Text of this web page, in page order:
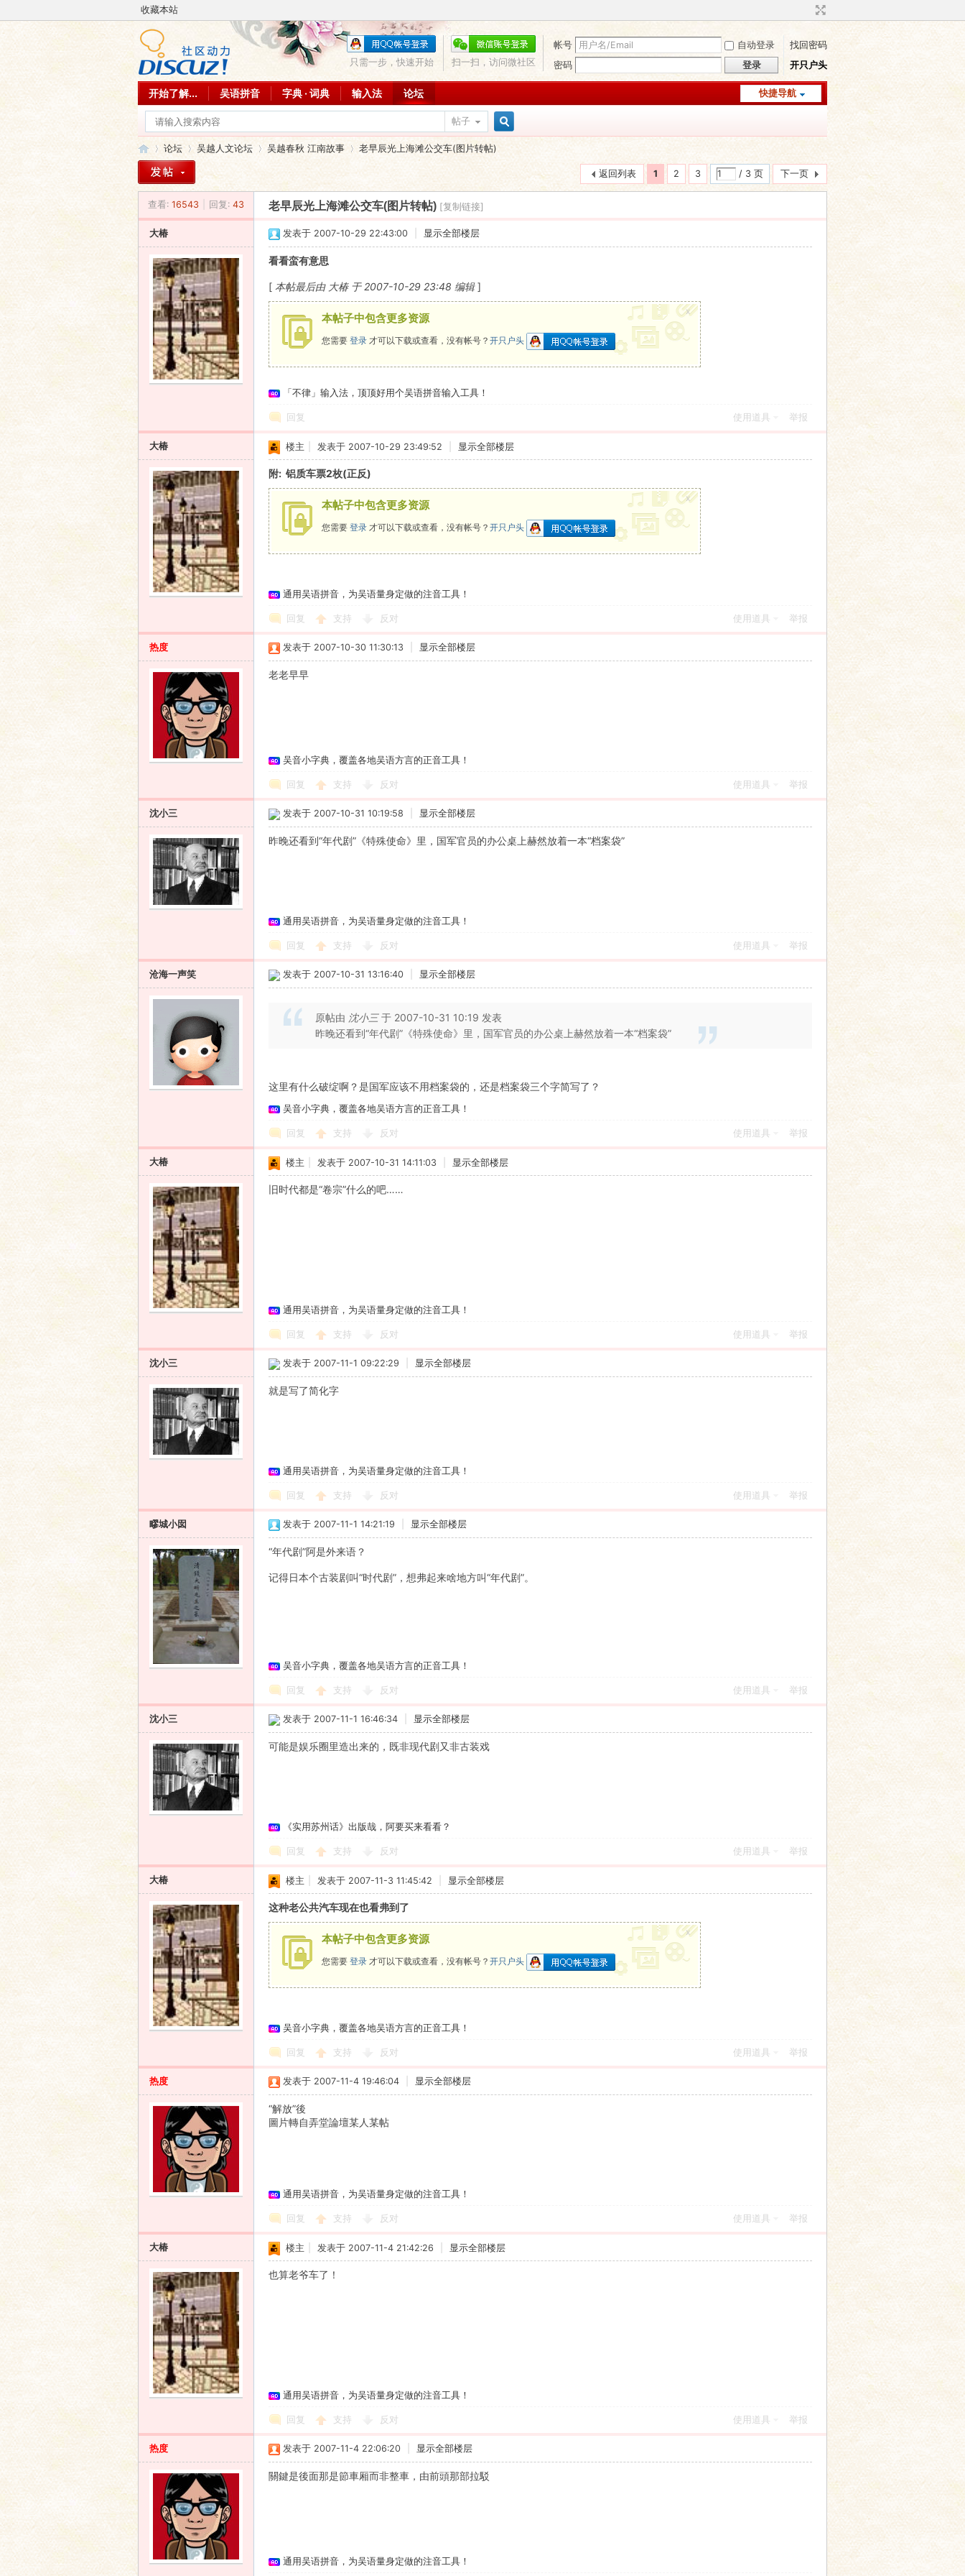
收藏本站
帐号 自动登录
找回密码
密码
登录 开只户头
扫一扫，访问微社区
只需一步，快速开始
快捷导航
开始了解... 吴语拼音 字典 · 词典 输入法 论坛
帖子
»
论坛
›
吴越人文论坛 吴越春秋 江南故事
›
老早辰光上海滩公交车(图片转帖)
1 2 3 / 3 页 下一页
返回列表
查看: 16543 回复: 43 老早辰光上海滩公交车(图片转帖) [复制链接]
大椿 发表于 2007-10-29 22:43:00 显示全部楼层
看看蛮有意思
[ 本帖最后由 大椿 于 2007-10-29 23:48 编辑]
本帖子中包含更多资源
您需要 登录 才可以下载或查看，没有帐号？ 开只户头
x
「不律」输入法，顶顶好用个吴语拼音输入工具！
回复 使用道具 举报
大椿 楼主 发表于 2007-10-29 23:49:52 显示全部楼层
附: 铝质车票2枚(正反)
本帖子中包含更多资源
您需要 登录 才可以下载或查看，没有帐号？ 开只户头
x
通用吴语拼音，为吴语量身定做的注音工具！
回复 支持 反对 使用道具 举报
热度 发表于 2007-10-30 11:30:13 显示全部楼层
老老早早
吴音小字典，覆盖各地吴语方言的正音工具！
回复 支持 反对 使用道具 举报
沈小三 发表于 2007-10-31 10:19:58 显示全部楼层
昨晚还看到“年代剧”《特殊使命》里，国军官员的办公桌上赫然放着一本“档案袋”
通用吴语拼音，为吴语量身定做的注音工具！
回复 支持 反对 使用道具 举报
沧海一声笑 发表于 2007-10-31 13:16:40 显示全部楼层
原帖由 沈小三于 2007-10-31 10:19 发表
昨晚还看到“年代剧”《特殊使命》里，国军官员的办公桌上赫然放着一本“档案袋”
这里有什么破绽啊？是国军应该不用档案袋的，还是档案袋三个字简写了？
吴音小字典，覆盖各地吴语方言的正音工具！
回复 支持 反对 使用道具 举报
大椿 楼主 发表于 2007-10-31 14:11:03 显示全部楼层
旧时代都是“卷宗”什么的吧……
通用吴语拼音，为吴语量身定做的注音工具！
回复 支持 反对 使用道具 举报
沈小三 发表于 2007-11-1 09:22:29 显示全部楼层
就是写了简化字
通用吴语拼音，为吴语量身定做的注音工具！
回复 支持 反对 使用道具 举报
疁城小囡 发表于 2007-11-1 14:21:19 显示全部楼层
“年代剧”阿是外来语？
记得日本个古装剧叫“时代剧”，想弗起来啥地方叫“年代剧”。
吴音小字典，覆盖各地吴语方言的正音工具！
回复 支持 反对 使用道具 举报
沈小三 发表于 2007-11-1 16:46:34 显示全部楼层
可能是娱乐圈里造出来的，既非现代剧又非古装戏
《实用苏州话》出版哉，阿要买来看看？
回复 支持 反对 使用道具 举报
大椿 楼主 发表于 2007-11-3 11:45:42 显示全部楼层
这种老公共汽车现在也看弗到了
本帖子中包含更多资源
您需要 登录 才可以下载或查看，没有帐号？ 开只户头
x
吴音小字典，覆盖各地吴语方言的正音工具！
回复 支持 反对 使用道具 举报
热度 发表于 2007-11-4 19:46:04 显示全部楼层
“解放”後
圖片轉自弄堂論壇某人某帖
通用吴语拼音，为吴语量身定做的注音工具！
回复 支持 反对 使用道具 举报
大椿 楼主 发表于 2007-11-4 21:42:26 显示全部楼层
也算老爷车了！
通用吴语拼音，为吴语量身定做的注音工具！
回复 支持 反对 使用道具 举报
热度 发表于 2007-11-4 22:06:20 显示全部楼层
關鍵是後面那是節車厢而非整車，由前頭那部拉駁
通用吴语拼音，为吴语量身定做的注音工具！